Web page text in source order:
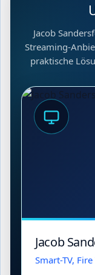
Jacob
Streaming-
praktische
Jacob
Smart-TV,